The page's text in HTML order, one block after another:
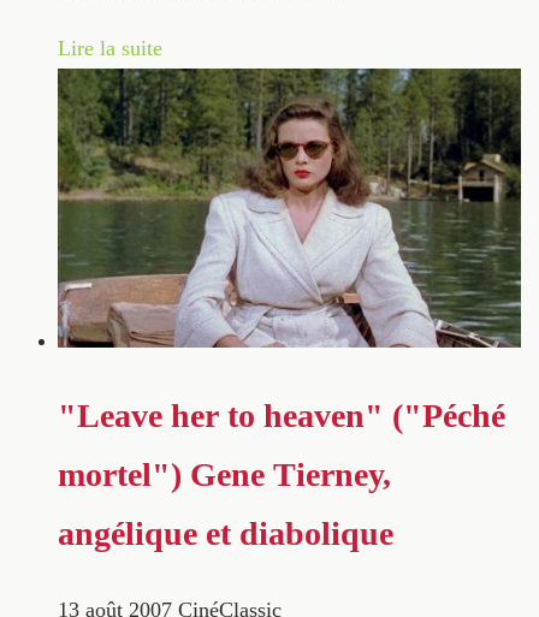
Lire la suite
"Leave her to heaven" ("Péché
mortel") Gene Tierney,
angélique et diabolique
13 août 2007 CinéClassic